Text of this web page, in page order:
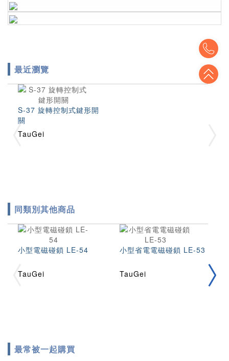
最近瀏覽
S-37 旋轉控制式鍵形開
關
TauGei
同類別其他商品
小型電磁碰鎖 LE-54
TauGei
小型省電電磁碰鎖 LE-53
TauGei
最常被一起購買